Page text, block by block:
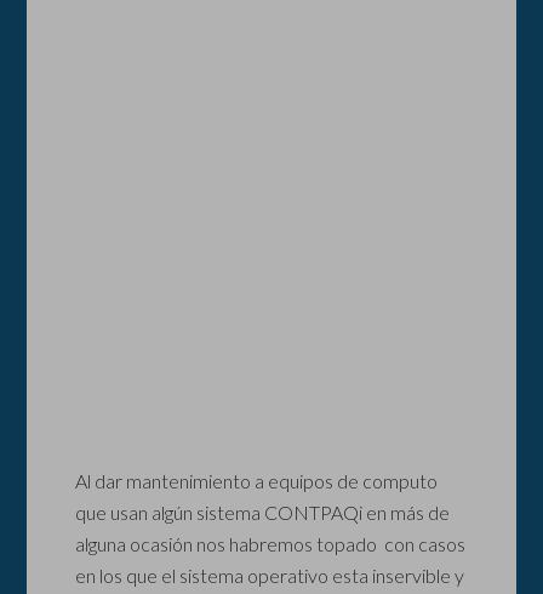
Al dar mantenimiento a equipos de computo
que usan algún sistema CONTPAQi en más de
alguna ocasión nos habremos topado con casos
en los que el sistema operativo esta inservible y